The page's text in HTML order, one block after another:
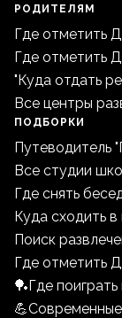
РОДИТЕЛЯМ
Где отметить
Где отметить
"Куда отдать
Все центры
ПОДБОРКИ
Путеводитель
Все студии
Где снять
Куда сходить
Поиск
Где отметить
🏓Где